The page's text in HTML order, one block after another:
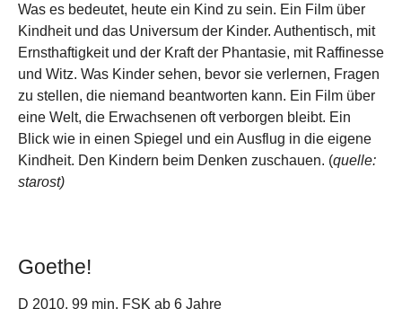
Was es bedeutet, heute ein Kind zu sein. Ein Film über
Kindheit und das Universum der Kinder. Authentisch, mit
Ernsthaftigkeit und der Kraft der Phantasie, mit Raffinesse
und Witz. Was Kinder sehen, bevor sie verlernen, Fragen
zu stellen, die niemand beantworten kann. Ein Film über
eine Welt, die Erwachsenen oft verborgen bleibt. Ein
Blick wie in einen Spiegel und ein Ausflug in die eigene
Kindheit. Den Kindern beim Denken zuschauen. (quelle:
starost)
Goethe!
D 2010, 99 min, FSK ab 6 Jahre